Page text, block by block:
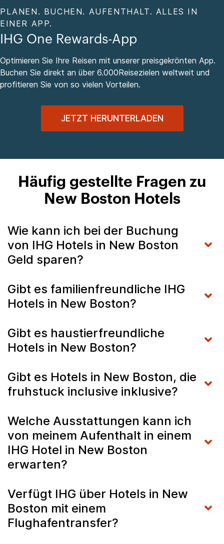
PLANEN. BUCHEN. AUFENTHALT. ALLES IN
EINER APP.
IHG One Rewards-App
Optimieren Sie Ihre Reisen mit unserer preisgekrönten App.
Buchen Sie direkt an über 6.000Reisezielen weltweit und
profitieren Sie von so vielen Vorteilen.
JETZT HERUNTERLADEN
Häufig gestellte Fragen zu
New Boston Hotels
Wie kann ich bei der Buchung
von IHG Hotels in New Boston
Geld sparen?
Gibt es familienfreundliche IHG
Hotels in New Boston?
Gibt es haustierfreundliche
Hotels in New Boston?
Gibt es Hotels in New Boston, die
fruhstuck inclusive inklusive?
Welche Ausstattungen kann ich
von meinem Aufenthalt in einem
IHG Hotel in New Boston
erwarten?
Verfügt IHG über Hotels in New
Boston mit einem
Flughafentransfer?